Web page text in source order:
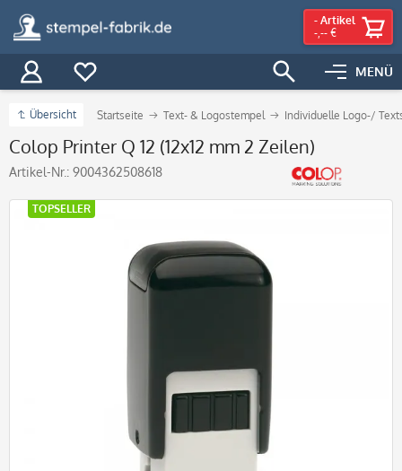
MENÜ
- Artikel
-,-- €
Übersicht Startseite Text- & Logostempel Individuelle Logo-/
Colop Printer Q 12 (12x12 mm 2 Zeilen)
Artikel-Nr.: 9004362508618
TOPSELLER